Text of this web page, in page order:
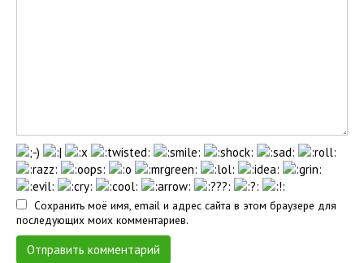
Сохранить моё имя, email и адрес сайта в этом браузере для
последующих моих комментариев.